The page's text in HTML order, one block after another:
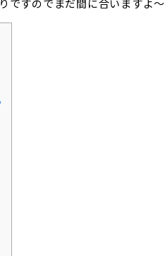
ですのでまだ間に合いますよ～